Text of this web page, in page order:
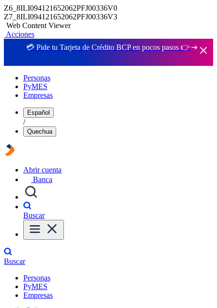
Z6_8ILI094121652062PFJ00336V0
Z7_8ILI094121652062PFJ00336V3
Web Content Viewer
Acciones
💳 Pide tu Tarjeta de Crédito BCP en pocos pasos 👉
Personas
PyMES
Empresas
Español
/
Quechua
Abrir cuenta
Banca
Buscar
Buscar
Personas
PyMES
Empresas